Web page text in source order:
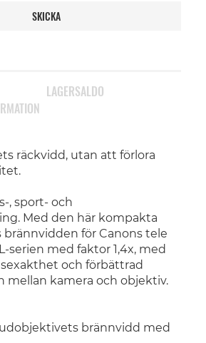
SKICKA
räckvidd, utan att förlora
, sport- och
Med den här kompakta
för Canons tele
serien med faktor 1,4x, med
och förbättrad
mellan kamera och objektiv.
brännvidd med
LAGERSALDO